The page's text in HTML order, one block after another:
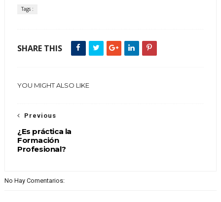
Tags :
SHARE THIS
YOU MIGHT ALSO LIKE
Previous
¿Es práctica la
Formación
Profesional?
No Hay Comentarios: